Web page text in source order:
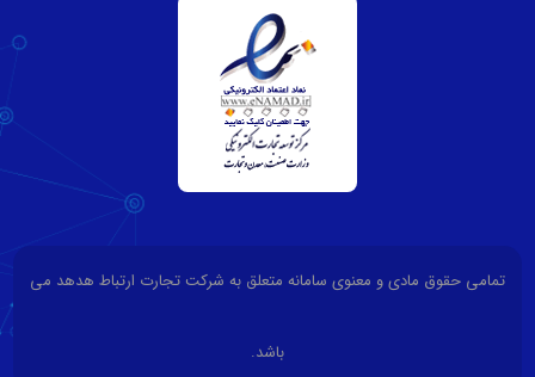
تمامی حقوق مادی و معنوی سامانه متعلق به شرکت تجارت ارتباط هدهد می
باشد.